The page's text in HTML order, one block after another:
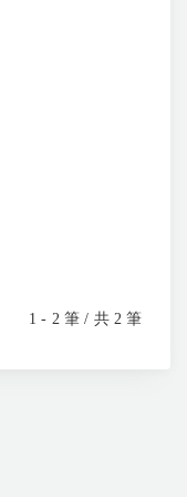
1 - 2 筆 / 共 2 筆